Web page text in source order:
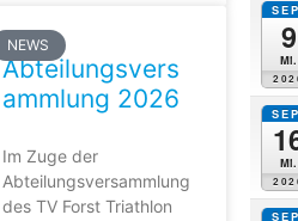
NEWS
Abteilungsvers
ammlung 2026
Im Zuge der
Abteilungsversammlung
des TV Forst Triathlon
9
Mi.
Mi.